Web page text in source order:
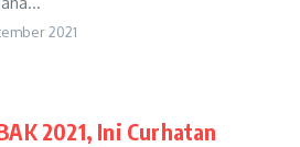
2021
2021, Ini Curhatan